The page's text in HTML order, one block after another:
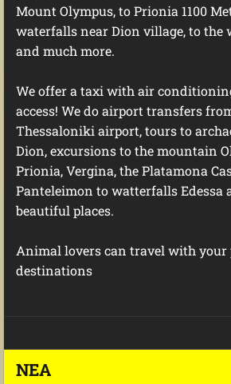
Mount Olympus, to Prionia 1100
waterfalls near Dion village, to the
and much more.
We offer a taxi with air
access! We do airport transfers
Thessaloniki airport, tours to
Dion, excursions to the mountain
Prionia, Vergina, the Platamona
Panteleimon to watterfalls Edessa
beautiful places.
Animal lovers can travel with your
destinations
ΝΈΑ